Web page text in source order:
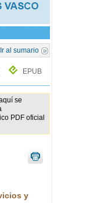
Ir al sumario
EPUB
se
PDF oficial
y